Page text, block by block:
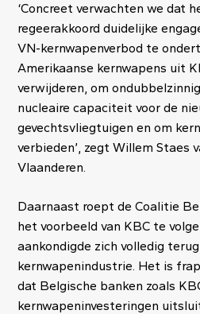
‘Concreet verwachten we dat
regeerakkoord duidelijke
VN-kernwapenverbod te
Amerikaanse kernwapens uit
verwijderen, om
nucleaire capaciteit voor de
gevechtsvliegtuigen en om
verbieden’, zegt Willem Staes
Vlaanderen.
Daarnaast roept de Coalitie
het voorbeeld van KBC te
aankondigde zich volledig
kernwapenindustrie. Het is
dat Belgische banken zoals
kernwapeninvesteringen